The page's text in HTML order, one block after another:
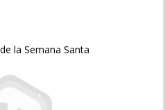
la Semana Santa